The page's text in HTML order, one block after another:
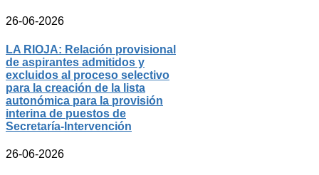
26-06-2026
LA RIOJA: Relación provisional
de aspirantes admitidos y
excluidos al proceso selectivo
para la creación de la lista
autonómica para la provisión
interina de puestos de
Secretaría-Intervención
26-06-2026